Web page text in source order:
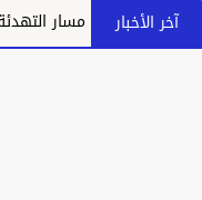
آخر الأخبارمسار التهدئة